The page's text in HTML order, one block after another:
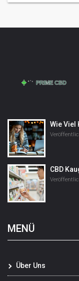
Wie Viel
CBD
MENÜ
Über Uns